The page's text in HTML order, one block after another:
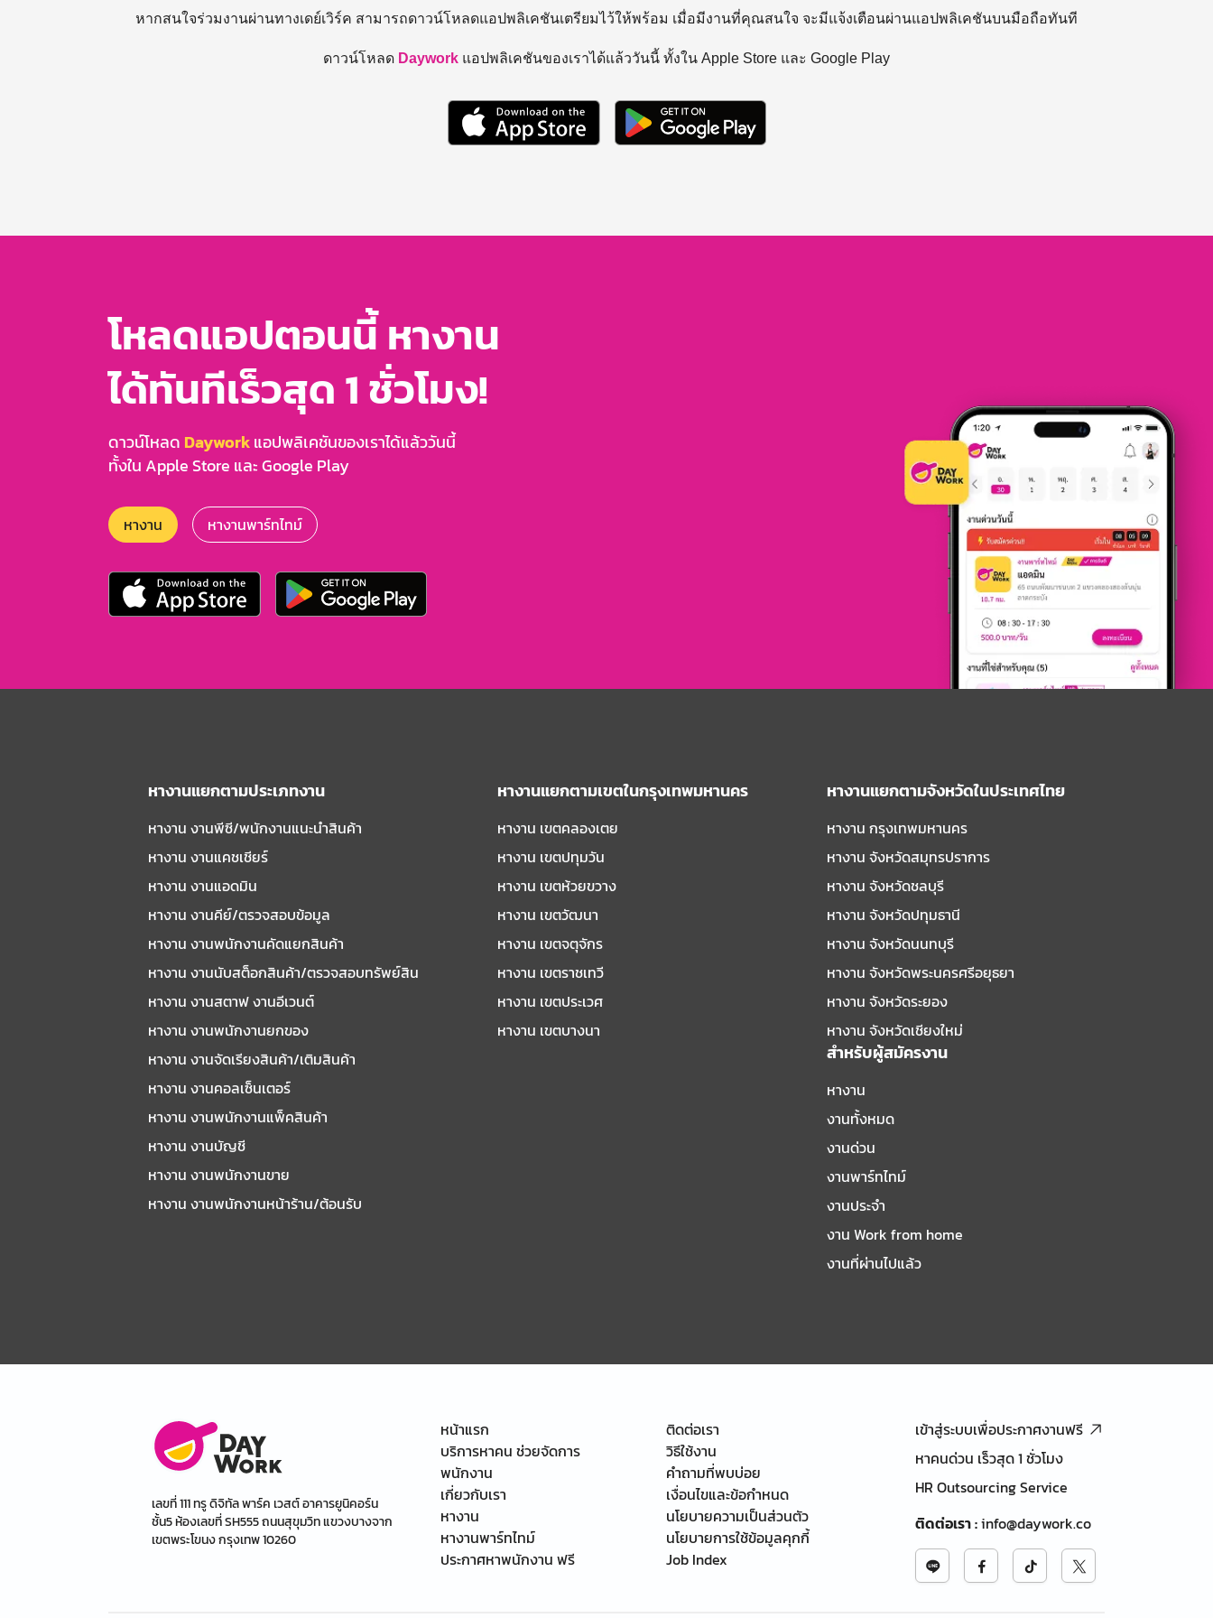
หากสนใจร่วมงานผ่านทางเดย์เวิร์ค สามารถดาวน์โหลดแอปพลิเคชันเตรียมไว้ให้พร้อม เมื่อมีงานที่คุณสนใจ จะมีแจ้งเตือนผ่านแอปพลิเคชันบนมือถือทันที
ดาวน์โหลด Daywork แอปพลิเคชันของเราได้แล้ววันนี้ ทั้งใน Apple Store และ Google Play
โหลดแอปตอนนี้ หางาน
ได้ทันทีเร็วสุด 1 ชั่วโมง!
ดาวน์โหลด Dayworkแอปพลิเคชันของเราได้แล้ววันนี้
ทั้งใน Apple Store และ Google Play
หางาน หางานพาร์ทไทม์
หางานแยกตามประเภทงาน
หางาน งานพีซี/พนักงานแนะนําสินค้า
หางาน งานแคชเชียร์
หางาน งานแอดมิน
หางาน งานคีย์/ตรวจสอบข้อมูล
หางาน งานพนักงานคัดแยกสินค้า
หางาน งานนับสต็อกสินค้า/ตรวจสอบทรัพย์สิน
หางาน งานสตาฟ งานอีเวนต์
หางาน งานพนักงานยกของ
หางาน งานจัดเรียงสินค้า/เติมสินค้า
หางาน งานคอลเซ็นเตอร์
หางาน งานพนักงานแพ็คสินค้า
หางาน งานบัญชี
หางาน งานพนักงานขาย
หางาน งานพนักงานหน้าร้าน/ต้อนรับ
หางานแยกตามเขตในกรุงเทพมหานคร
หางาน เขตคลองเตย
หางาน เขตปทุมวัน
หางาน เขตห้วยขวาง
หางาน เขตวัฒนา
หางาน เขตจตุจักร
หางาน เขตราชเทวี
หางาน เขตประเวศ
หางาน เขตบางนา
หางานแยกตามจังหวัดในประเทศไทย
หางาน กรุงเทพมหานคร
หางาน จังหวัดสมุทรปราการ
หางาน จังหวัดชลบุรี
หางาน จังหวัดปทุมธานี
หางาน จังหวัดนนทบุรี
หางาน จังหวัดพระนครศรีอยุธยา
หางาน จังหวัดระยอง
หางาน จังหวัดเชียงใหม่
สำหรับผู้สมัครงาน
หางาน
งานทั้งหมด
งานด่วน
งานพาร์ทไทม์
งานประจำ
งาน Work from home
งานที่ผ่านไปแล้ว
เลขที่ 111 ทรู ดิจิทัล พาร์ค เวสต์ อาคารยูนิคอร์น
ชั้น5 ห้องเลขที่ SH555 ถนนสุขุมวิท แขวงบางจาก
เขตพระโขนง กรุงเทพ 10260
หน้าแรก
บริการหาคน ช่วยจัดการ
พนักงาน
เกี่ยวกับเรา
หางาน
หางานพาร์ทไทม์
ประกาศหาพนักงาน ฟรี
ติดต่อเรา
วิธีใช้งาน
คำถามที่พบบ่อย
เงื่อนไขและข้อกำหนด
นโยบายความเป็นส่วนตัว
นโยบายการใช้ข้อมูลคุกกี้
Job Index
เข้าสู่ระบบเพื่อประกาศงานฟรี
หาคนด่วน เร็วสุด 1 ชั่วโมง
HR Outsourcing Service
ติดต่อเรา:info@daywork.co